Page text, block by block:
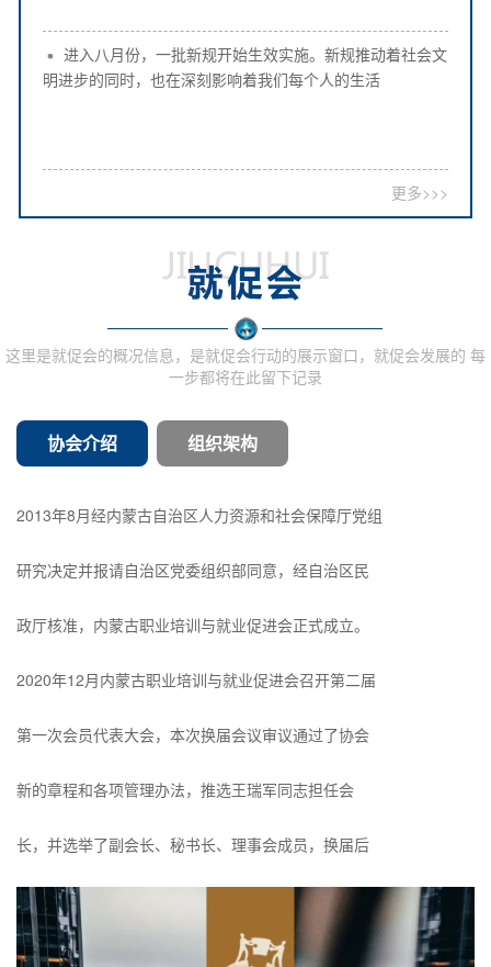
进入八月份，一批新规开始生效实施。新规推动着社会文
明进步的同时，也在深刻影响着我们每个人的生活
更多>>>
这里是就促会的概况信息，是就促会行动的展示窗口，就促会发展的 每
一步都将在此留下记录
协会介绍 组织架构
2013年8月经内蒙古自治区人力资源和社会保障厅党组
研究决定并报请自治区党委组织部同意，经自治区民
政厅核准，内蒙古职业培训与就业促进会正式成立。
2020年12月内蒙古职业培训与就业促进会召开第二届
第一次会员代表大会，本次换届会议审议通过了协会
新的章程和各项管理办法，推选王瑞军同志担任会
长，并选举了副会长、秘书长、理事会成员，换届后
的会员单位共40家。2021年经内蒙古人力资源和社会
保障厅就业服务中心评估，就促会符合备案社评机构